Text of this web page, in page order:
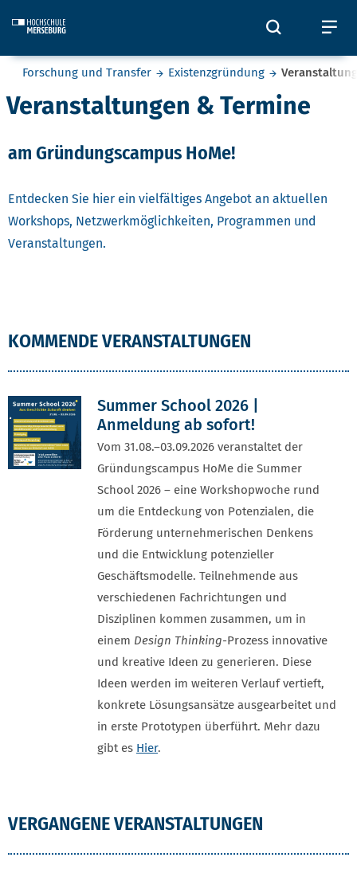
Öffnet
Sie befinden sich hier:
Forschung und Transfer Existenzgründung
Veranstaltungen & Termine
am Gründungscampus HoMe!
Entdecken Sie hier ein vielfältiges Angebot an aktuellen
Workshops, Netzwerkmöglichkeiten, Programmen und
Veranstaltungen.
KOMMENDE VERANSTALTUNGEN
Summer School 2026 |
Anmeldung ab sofort!
Vom 31.08.–03.09.2026 veranstaltet der
Gründungscampus HoMe die Summer
School 2026 – eine Workshopwoche rund
um die Entdeckung von Potenzialen, die
Förderung unternehmerischen Denkens
und die Entwicklung potenzieller
Geschäftsmodelle. Teilnehmende aus
verschiedenen Fachrichtungen und
Disziplinen kommen zusammen, um in
einem Design Thinking-Prozess innovative
und kreative Ideen zu generieren. Diese
Ideen werden im weiteren Verlauf vertieft,
konkrete Lösungsansätze ausgearbeitet und
in erste Prototypen überführt. Mehr dazu
gibt es Hier.
VERGANGENE VERANSTALTUNGEN